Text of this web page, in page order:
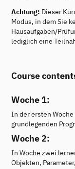
Achtung: Dieser
Modus, in dem Sie
Hausaufgaben/
lediglich eine
Course
Woche 1:
In der ersten
grundlegenden
Woche 2:
In Woche zwei
Objekten,